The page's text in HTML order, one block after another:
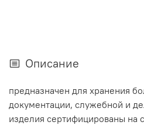
Описание
предназначен для хранения
документации, служебной и
изделия сертифицированы на